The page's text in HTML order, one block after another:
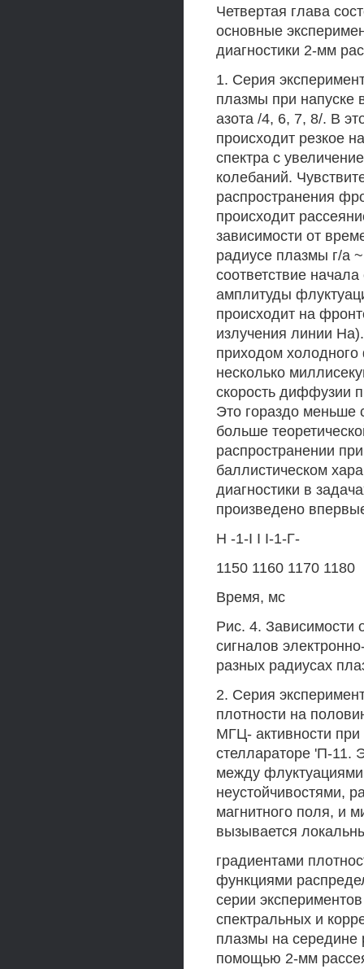
Четвертая глава
основные
диагностики 2-мм
1. Серия
плазмы при напуске
азота /4, 6, 7, 8/. В
происходит резкое
спектра с
колебаний.
распространения
происходит
зависимости от
радиусе плазмы г/а
соответствие
амплитуды
происходит на
излучения линии
приходом
несколько
скорость диффузии
Это гораздо меньше
больше
распространении
баллистическом
диагностики в
произведено
Н -1-I I I-1-Г-
1150 1160 1170 1180
Время, мс
Рис. 4. Зависимости
сигналов
разных радиусах
2. Серия
плотности на
МГЦ- активности
стеллараторе 'П-11.
между
неустойчивостями,
магнитного поля, и
вызывается
градиентами
функциями
серии
спектральных и
плазмы на середине
помощью 2-мм